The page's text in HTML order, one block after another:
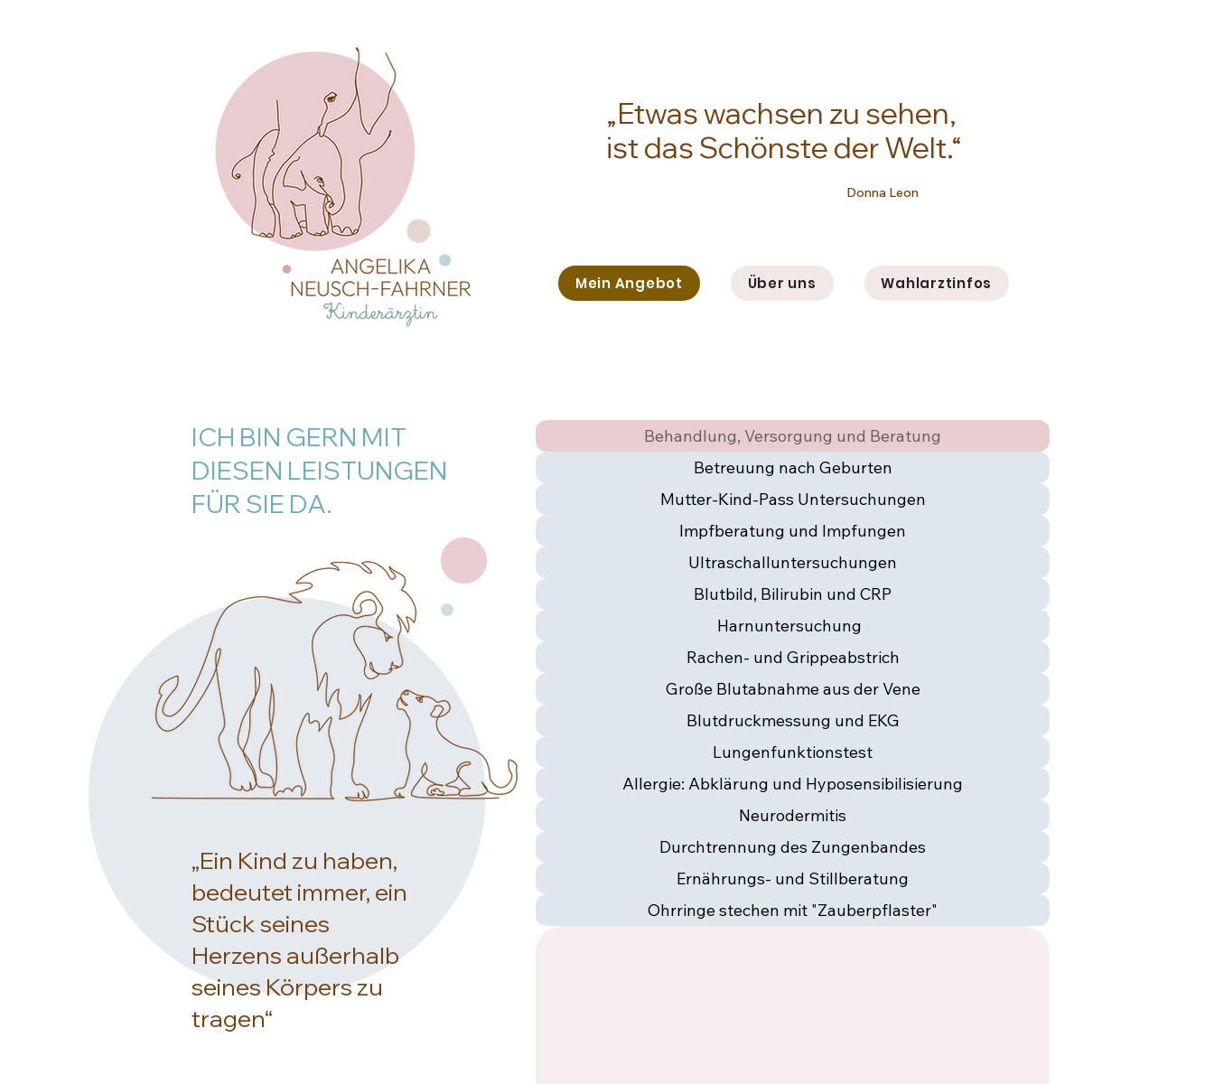
„Etwas wachsen zu sehen,
ist das Schönste der Welt.“
Donna Leon
Mein Angebot Über uns Wahlarztinfos
ICH BIN GERN MIT
DIESEN LEISTUNGEN
FÜR SIE DA.
„Ein Kind zu haben,
bedeutet immer, ein
Stück seines
Herzens außerhalb
seines Körpers zu
tragen“
Behandlung, Versorgung und Beratung
Betreuung nach Geburten
Mutter-Kind-Pass Untersuchungen
Impfberatung und Impfungen
Ultraschalluntersuchungen
Blutbild, Bilirubin und CRP
Harnuntersuchung
Rachen- und Grippeabstrich
Große Blutabnahme aus der Vene
Blutdruckmessung und EKG
Lungenfunktionstest
Allergie: Abklärung und Hyposensibilisierung
Neurodermitis
Durchtrennung des Zungenbandes
Ernährungs- und Stillberatung
Ohrringe stechen mit "Zauberpflaster"